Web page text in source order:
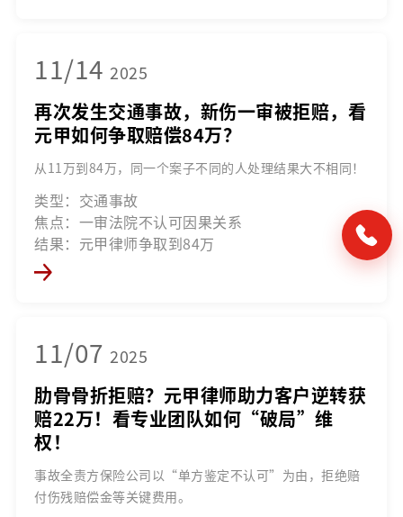
11/14 2025
再次发生交通事故，新伤一审被拒赔，看
元甲如何争取赔偿84万？
从11万到84万，同一个案子不同的人处理结果大不相同！
类型：交通事故
焦点：一审法院不认可因果关系
结果：元甲律师争取到84万
11/07 2025
肋骨骨折拒赔？元甲律师助力客户逆转获
赔22万！看专业团队如何“破局”维
权！
事故全责方保险公司以“单方鉴定不认可”为由，拒绝赔
付伤残赔偿金等关键费用。